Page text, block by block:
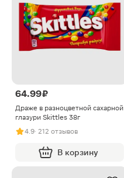
64.99 ₽
Драже в разноцветной сахарной
глазури Skittles 38г
4.9· 212 отзывов
В корзину